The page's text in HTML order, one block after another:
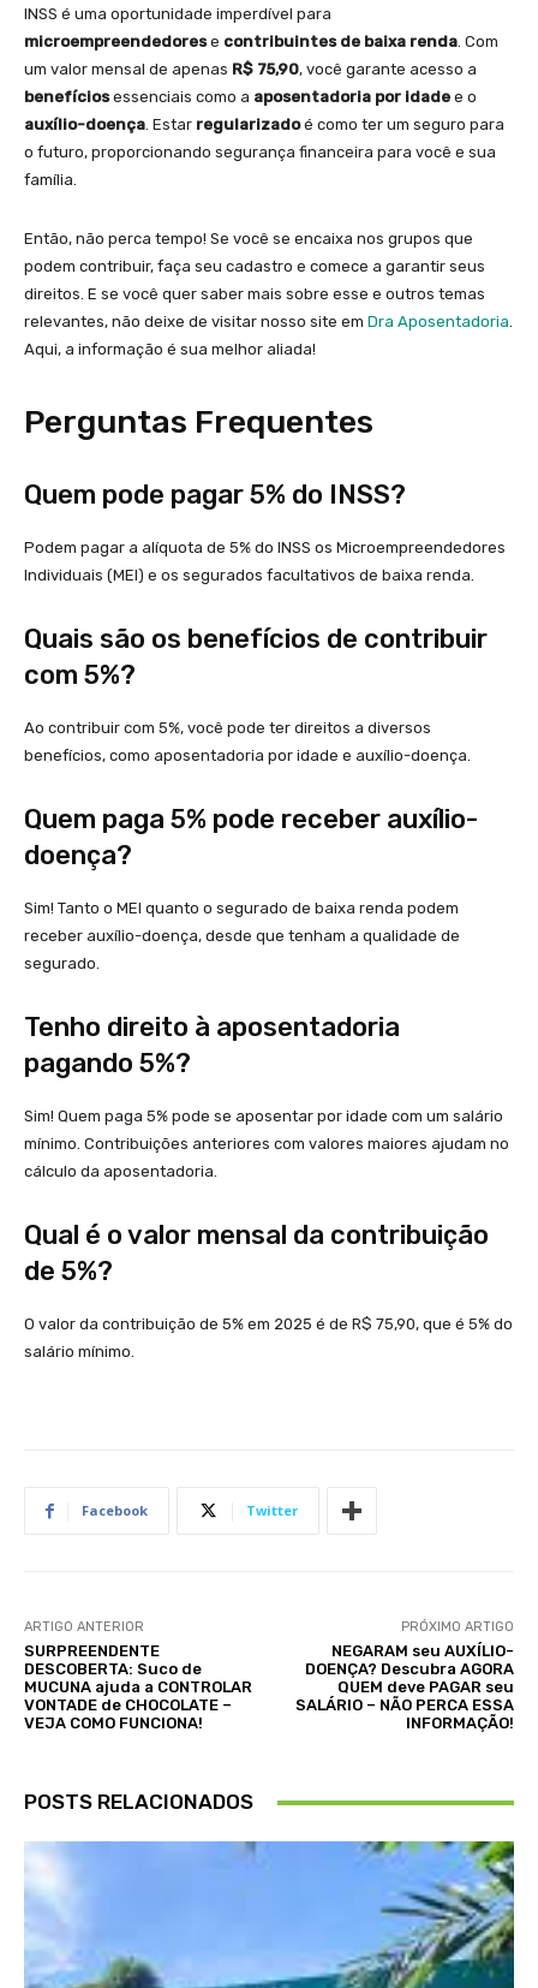
INSS é uma oportunidade imperdível para
microempreendedorese contribuintes de baixa renda. Com
um valor mensal de apenas R$ 75,90, você garante acesso a
benefíciosessenciais como a aposentadoria por idade e o
auxílio-doença. Estar regularizadoé como ter um seguro para
o futuro, proporcionando segurança financeira para você e sua
família.
Então, não perca tempo! Se você se encaixa nos grupos que
podem contribuir, faça seu cadastro e comece a garantir seus
direitos. E se você quer saber mais sobre esse e outros temas
relevantes, não deixe de visitar nosso site em Dra Aposentadoria.
Aqui, a informação é sua melhor aliada!
Perguntas Frequentes
Quem pode pagar 5% do INSS?
Podem pagar a alíquota de 5% do INSS os Microempreendedores
Individuais (MEI) e os segurados facultativos de baixa renda.
Quais são os benefícios de contribuir
com 5%?
Ao contribuir com 5%, você pode ter direitos a diversos
benefícios, como aposentadoria por idade e auxílio-doença.
Quem paga 5% pode receber auxílio-
doença?
Sim! Tanto o MEI quanto o segurado de baixa renda podem
receber auxílio-doença, desde que tenham a qualidade de
segurado.
Tenho direito à aposentadoria
pagando 5%?
Sim! Quem paga 5% pode se aposentar por idade com um salário
mínimo. Contribuições anteriores com valores maiores ajudam no
cálculo da aposentadoria.
Qual é o valor mensal da contribuição
de 5%?
O valor da contribuição de 5% em 2025 é de R$ 75,90, que é 5% do
salário mínimo.
Facebook Twitter
ARTIGO ANTERIOR
SURPREENDENTE
DESCOBERTA: Suco de
MUCUNA ajuda a CONTROLAR
VONTADE de CHOCOLATE –
VEJA COMO FUNCIONA!
PRÓXIMO ARTIGO
NEGARAM seu AUXÍLIO-
DOENÇA? Descubra AGORA
QUEM deve PAGAR seu
SALÁRIO – NÃO PERCA ESSA
INFORMAÇÃO!
POSTS RELACIONADOS